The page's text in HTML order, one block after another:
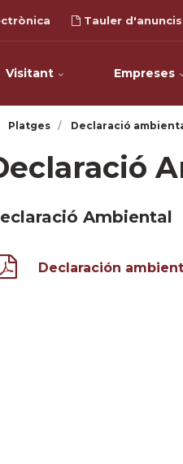
Tauler d'anuncis
Visitant Empreses
Platges Declaració
Ambiental
Declaración